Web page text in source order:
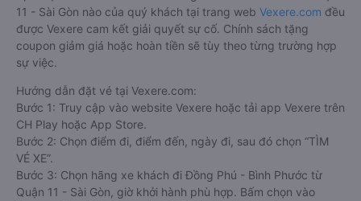
11 - Sài Gòn nào của quý khách tại trang web Vexere.com đều
được Vexere cam kết giải quyết sự cố. Chính sách tặng
coupon giảm giá hoặc hoàn tiền sẽ tùy theo từng trường hợp
sự việc.
Hướng dẫn đặt vé tại Vexere.com:
Bước 1: Truy cập vào website Vexere hoặc tải app Vexere trên
CH Play hoặc App Store.
Bước 2: Chọn điểm đi, điểm đến, ngày đi, sau đó chọn “TÌM
VÉ XE”.
Bước 3: Chọn hãng xe khách đi Đồng Phú - Bình Phước từ
Quận 11 - Sài Gòn, giờ khởi hành phù hợp. Bấm chọn vào